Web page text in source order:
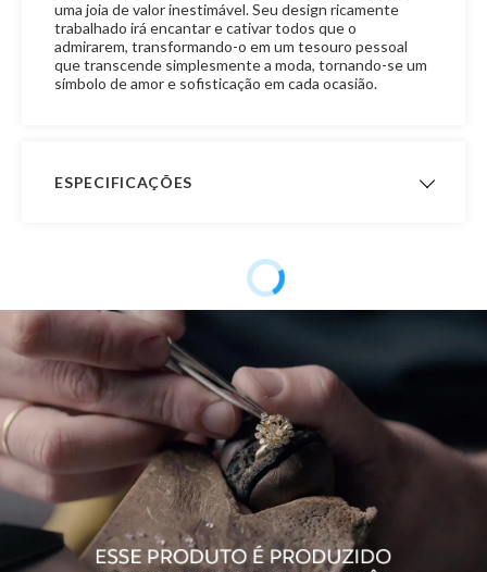
uma joia de valor inestimável. Seu design ricamente
trabalhado irá encantar e cativar todos que o
admirarem, transformando-o em um tesouro pessoal
que transcende simplesmente a moda, tornando-se um
símbolo de amor e sofisticação em cada ocasião.
ESPECIFICAÇÕES
Fabricação
12 meses
Material
Pedra Sem Pedra
Pingente de Coração
Público Feminino
Observação
O Pingente de Coração é duplo e